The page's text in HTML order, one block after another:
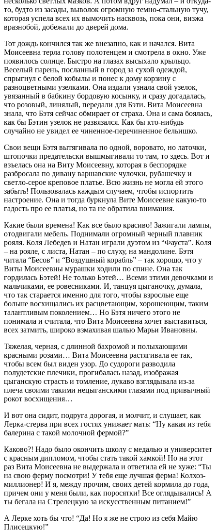
то, будто из засады, выволок огромную темно-стальную тучу,
которая успела всех их вымочить насквозь, пока они, визжа
вразнобой, добежали до дверей дома.
Тот дождь кончился так же внезапно, как и начался. Вита
Моисеевна терла голову полотенцем и смотрела в окно. Уже
появилось солнце. Быстро на глазах высыхало крыльцо.
Веселый парень, посланный в город за сухой одеждой,
спрыгнул с белой кобылы и понес к дому корзину с
разноцветными узелками. Она издали узнала свой узелок,
увязанный в бабкину бордовую косынку, и сразу догадалась,
что розовый, линялый, передали для Бэти. Вита Моисеевна
знала, что Бэтя сейчас обмирает от страха. Она и сама боялась,
как бы Бэтин узелок не развязался. Как бы кто-нибудь
случайно не увидел ее чиненное-перечиненное бельишко.
Свои вещи Бэтя вытягивала по одной, воровато, но латочки,
штопочки предательски вышмыгивали то там, то здесь. Вот и
взъелась она на Виту Моисеевну, которая в беспорядке
разбросала по дивану варшавские чулочки, рубашечку и
светло-серое креповое платье. Всю жизнь не могла ей этого
забыть! Пользовалась каждым случаем, чтобы испортить
настроение. Она и тогда буркнула Вите Моисеевне какую-то
гадость про ее платья, но та не обратила внимания.
Какие были времена! Как все было красиво! Зажигали лампы,
отодвигали мебель. Поднимали огромный черный плавник
рояля. Коля Лебедев и Натан играли дуэтом из “Фауста”. Коля
– на рояле, с листа, Натан – по слуху, на мандолине. Бэтя
читала “Бесов” и “Воздушный корабль” – так хорошо, что у
Виты Моисеевны мурашки ходили по спине. Она так
гордилась Бэтей! Не только Бэтей… Всеми этими девочками и
мальчиками, ее ровесниками. И, танцуя цыганочку, думала,
что так старается именно для того, чтобы взрослые еще
больше восхищались их расцветающим, хорошеющим, таким
талантливым поколением… Но Бэтя ничего этого не
понимала и считала, что Вита Моисеевна хочет выставиться,
всех затмить, широко взмахивая шалью Марьи Ивановны.
Тяжелая, черная, с длинной бахромой и полыхающими
красными розами… Вита Моисеевна растягивала ее так,
чтобы всем был виден узор. До судороги разводила
полудетские плечики, прогибалась назад, изображая
цыганскую страсть и томление, лукаво взглядывала из-за
плеча своими такими нецыганскими глазами под привычный
рокот восхищения…
И вот она сидит, подруга дорогая, и молчит, и слушает, как
Лерка-стерва при всех гостях унижает мать: “Ну какая из тебя
балерина с такой молочной фермой?”
Каково?! Надо было окончить школу с медалью и университет
с красным дипломом, чтобы стать такой хамкой! Но на этот
раз Вита Моисеевна не выдержала и ответила ей не хуже: “Ты
на свою ферму посмотри! У тебя еще лучшая ферма! Колхоз-
миллионер! И я, между прочим, своих детей кормила до года,
причем они у меня были, как поросятки! Все оглядывались! А
ты бегала на Стрелецкую за искусственным питанием!”
А Лерке хоть бы что! “Да! Но я же не строю из себя Майю
Плисецкую!”